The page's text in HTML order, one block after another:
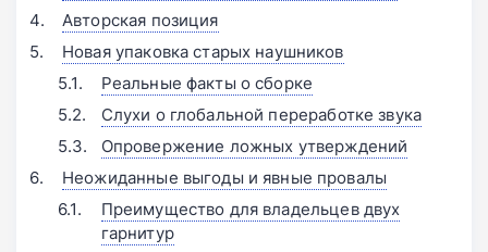
Авторская позиция
Новая упаковка старых наушников
Реальные факты о сборке
Слухи о глобальной переработке звука
Опровержение ложных утверждений
Неожиданные выгоды и явные провалы
Преимущество для владельцев двух
гарнитур